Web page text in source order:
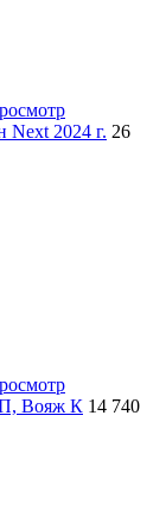
Next 2024 г. 26
П, Вояж К 14 740